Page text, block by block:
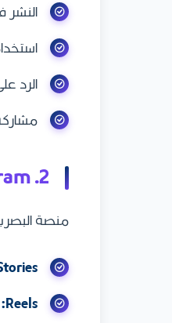
النشر
الرد
2. Instagram
منصة البصريات مع 14
Reels: